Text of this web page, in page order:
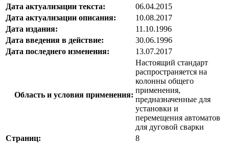
Дата актуализации текста:
06.04.2015
Дата актуализации описания:
10.08.2017
Дата издания:
11.10.1996
Дата введения в действие:
30.06.1996
Дата последнего изменения:
13.07.2017
Область и условия применения:
Настоящий стандарт
распространяется на
колонны общего
применения,
предназначенные для
установки и
перемещения автоматов
для дуговой сварки
Страниц:
8